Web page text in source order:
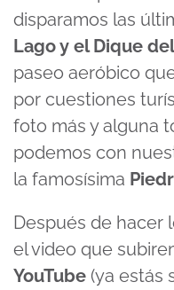
disparamos las
Lago y el Dique
paseo aeróbico
por cuestiones
foto más y alguna
podemos con
la famosísima
Después de hacer
el video que
YouTube (ya estás